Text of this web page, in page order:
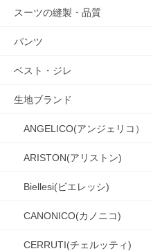
スーツの縫製・品質
パンツ
ベスト・ジレ
生地ブランド
ANGELICO(アンジェリコ）
ARISTON(アリストン)
Biellesi(ビエレッシ)
CANONICO(カノニコ)
CERRUTI(チェルッティ)